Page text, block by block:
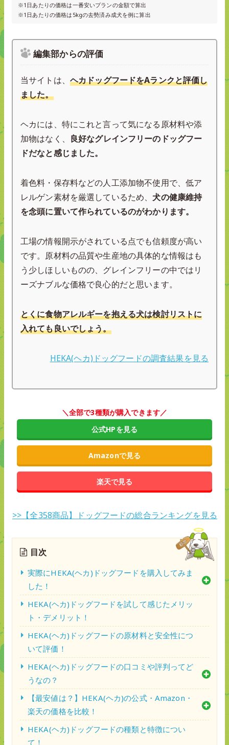
※1日あたりの価格は一番安いプランの金額で算出
※1日あたりの価格は5kgの去勢済み成犬を例に算出
編集部からの評価
当サイトは、 ヘカドッグフードをAランクと評価し
ました。
ヘカには、特にこれと言って気になる原材料や添
加物はなく、 良好なグレインフリーのドッグフー
ドだなと感じました。
着色料・保存料などの人工添加物不使用で、低ア
レルゲン素材を厳選しているため、 犬の健康維持
を念頭に置いて作られているのがわかります。
工場の情報開示がされている点でも信頼度が高い
です。原材料の品質や生産地の具体的な情報はも
う少しほしいものの、グレインフリーの中ではリ
ーズナブルな価格で良心的だと思います。
とくに食物アレルギーを抱える犬は検討リストに
入れても良いでしょう。
HEKA(ヘカ)ドッグフードの調査結果を見る
＼全部で3種類が購入できます／
公式HPを見る
Amazonで見る
楽天で見る
>>【全358商品】ドッグフードの総合ランキングを見る
目次
実際にHEKA(ヘカ)ドッグフードを購入してみま
した！
HEKA(ヘカ)ドッグフードを試して感じたメリッ
ト・デメリット！
HEKA(ヘカ)ドッグフードの原材料と安全性につ
いて評価！
HEKA(ヘカ)ドッグフードの口コミや評判ってど
うなの？
【最安値は？】HEKA(ヘカ)の公式・Amazon・
楽天の価格を比較！
HEKA(ヘカ)ドッグフードの種類と特徴につい
て！